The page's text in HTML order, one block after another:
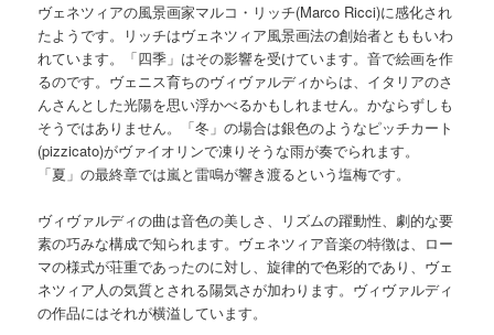
ヴェネツィアの風景画家マルコ・リッチ(Marco Ricci)に感化され
たようです。リッチはヴェネツィア風景画法の創始者とももいわ
れています。「四季」はその影響を受けています。音で絵画を作
るのです。ヴェニス育ちのヴィヴァルディからは、イタリアのさ
んさんとした光陽を思い浮かべるかもしれません。かならずしも
そうではありません。「冬」の場合は銀色のようなピッチカート
(pizzicato)がヴァイオリンで凍りそうな雨が奏でられます。
「夏」の最終章では嵐と雷鳴が響き渡るという塩梅です。
ヴィヴァルディの曲は音色の美しさ、リズムの躍動性、劇的な要
素の巧みな構成で知られます。ヴェネツィア音楽の特徴は、ロー
マの様式が荘重であったのに対し、旋律的で色彩的であり、ヴェ
ネツィア人の気質とされる陽気さが加わります。ヴィヴァルディ
の作品にはそれが横溢しています。